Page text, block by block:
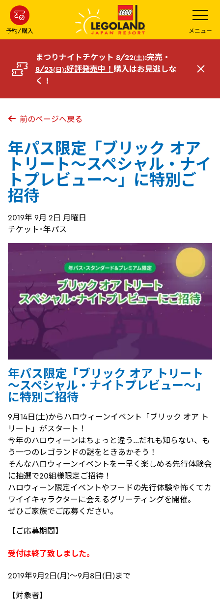
ン
コ
へ
予約/購入
メ
ニ
ュ
ー
を
開
メニュー
まつりナイトチケット 8/22(土):完売・
8/23(日):好評発売中！ 購入はお見逃しな
く！
閉
前のページへ戻る
年パス限定「ブリック オア
トリート～スペシャル・ナイ
トプレビュー～」に特別ご
招待
2019年 9月 2日 月曜日
チケット･年パス
年パス限定「ブリック オア トリート
～スペシャル・ナイトプレビュー～」
に特別ご招待
9月14日(土)からハロウィーンイベント「ブリック オア ト
リート」がスタート！
今年のハロウィーンはちょっと違う…だれも知らない、も
う一つのレゴランドの謎をときあかそう！
そんなハロウィーンイベントを一早く楽しめる先行体験会
に抽選で20組様限定ご招待！
ハロウィーン限定イベントやフードの先行体験や怖くてカ
ワイイキャラクターに会えるグリーティングを開催。
ぜひご家族でご応募ください。
【ご応募期間】
受付は終了致しました。
2019年9月2日(月)～9月8日(日)まで
【対象者】